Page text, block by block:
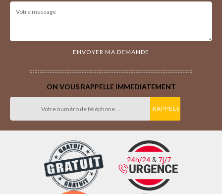
ON VOUS RAPPELLE IMMEDIATEMENT